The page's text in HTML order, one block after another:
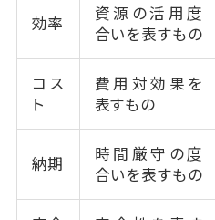
効率
資源の活用度
合いを表すもの
コス
ト
費用対効果を
表すもの
納期
時間厳守の度
合いを表すもの